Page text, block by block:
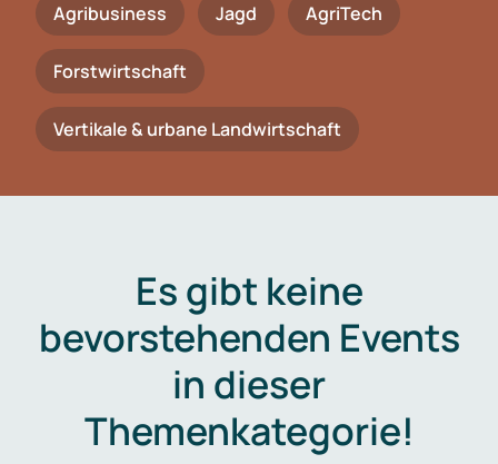
Agribusiness Jagd AgriTech
Forstwirtschaft
Vertikale & urbane Landwirtschaft
Es gibt keine
bevorstehenden Events
in dieser
Themenkategorie!